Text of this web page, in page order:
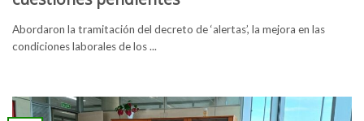
Abordaron la tramitación del decreto de ‘alertas’, la mejora en las
condiciones laborales de los ...